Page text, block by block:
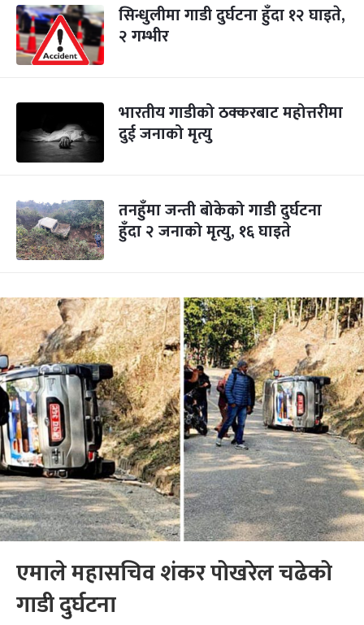
सिन्धुलीमा गाडी दुर्घटना हुँदा १२ घाइते,
२ गम्भीर
भारतीय गाडीको ठक्करबाट महोत्तरीमा
दुई जनाको मृत्यु
तनहुँमा जन्ती बोकेको गाडी दुर्घटना
हुँदा २ जनाको मृत्यु, १६ घाइते
एमाले महासचिव शंकर पोखरेल चढेको
गाडी दुर्घटना